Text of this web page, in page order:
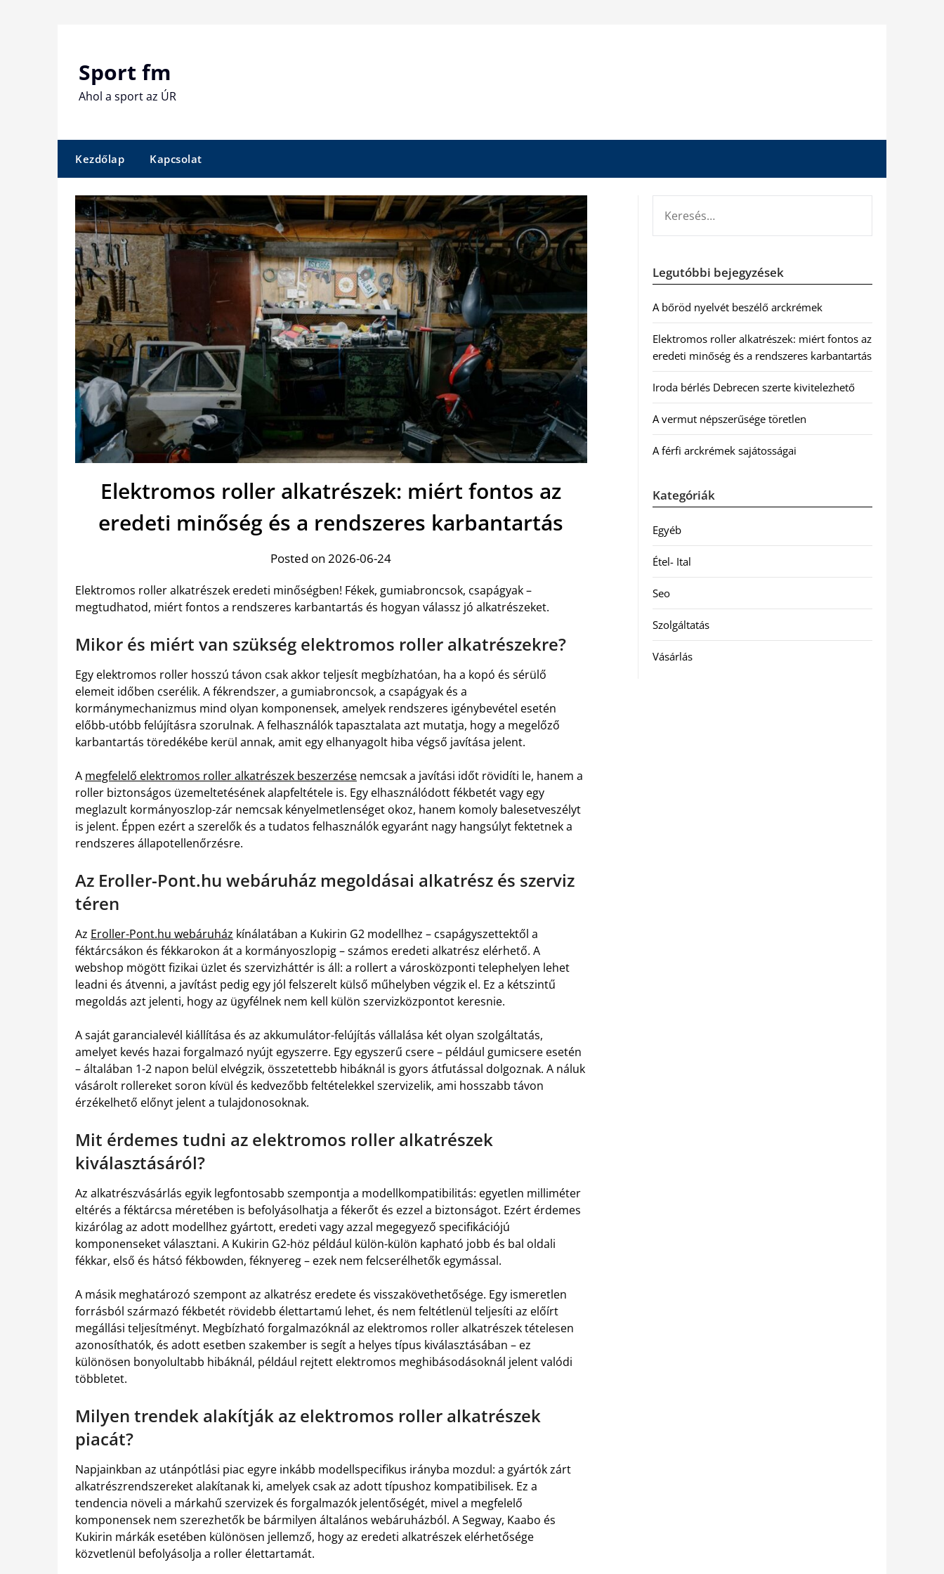
Sport fm
Ahol a sport az ÚR
Kezdőlap Kapcsolat
Elektromos roller alkatrészek: miért fontos az
eredeti minőség és a rendszeres karbantartás
Posted on 2026-06-24
Elektromos roller alkatrészek eredeti minőségben! Fékek, gumiabroncsok, csapágyak –
megtudhatod, miért fontos a rendszeres karbantartás és hogyan válassz jó alkatrészeket.
Mikor és miért van szükség elektromos roller alkatrészekre?
Egy elektromos roller hosszú távon csak akkor teljesít megbízhatóan, ha a kopó és sérülő
elemeit időben cserélik. A fékrendszer, a gumiabroncsok, a csapágyak és a
kormánymechanizmus mind olyan komponensek, amelyek rendszeres igénybevétel esetén
előbb-utóbb felújításra szorulnak. A felhasználók tapasztalata azt mutatja, hogy a megelőző
karbantartás töredékébe kerül annak, amit egy elhanyagolt hiba végső javítása jelent.
A megfelelő elektromos roller alkatrészek beszerzése nemcsak a javítási időt rövidíti le, hanem a
roller biztonságos üzemeltetésének alapfeltétele is. Egy elhasználódott fékbetét vagy egy
meglazult kormányoszlop-zár nemcsak kényelmetlenséget okoz, hanem komoly balesetveszélyt
is jelent. Éppen ezért a szerelők és a tudatos felhasználók egyaránt nagy hangsúlyt fektetnek a
rendszeres állapotellenőrzésre.
Az Eroller-Pont.hu webáruház megoldásai alkatrész és szerviz
téren
Az Eroller-Pont.hu webáruház kínálatában a Kukirin G2 modellhez – csapágyszettektől a
féktárcsákon és fékkarokon át a kormányoszlopig – számos eredeti alkatrész elérhető. A
webshop mögött fizikai üzlet és szervizháttér is áll: a rollert a városközponti telephelyen lehet
leadni és átvenni, a javítást pedig egy jól felszerelt külső műhelyben végzik el. Ez a kétszintű
megoldás azt jelenti, hogy az ügyfélnek nem kell külön szervizközpontot keresnie.
A saját garancialevél kiállítása és az akkumulátor-felújítás vállalása két olyan szolgáltatás,
amelyet kevés hazai forgalmazó nyújt egyszerre. Egy egyszerű csere – például gumicsere esetén
– általában 1-2 napon belül elvégzik, összetettebb hibáknál is gyors átfutással dolgoznak. A náluk
vásárolt rollereket soron kívül és kedvezőbb feltételekkel szervizelik, ami hosszabb távon
érzékelhető előnyt jelent a tulajdonosoknak.
Mit érdemes tudni az elektromos roller alkatrészek
kiválasztásáról?
Az alkatrészvásárlás egyik legfontosabb szempontja a modellkompatibilitás: egyetlen milliméter
eltérés a féktárcsa méretében is befolyásolhatja a fékerőt és ezzel a biztonságot. Ezért érdemes
kizárólag az adott modellhez gyártott, eredeti vagy azzal megegyező specifikációjú
komponenseket választani. A Kukirin G2-höz például külön-külön kapható jobb és bal oldali
fékkar, első és hátsó fékbowden, féknyereg – ezek nem felcserélhetők egymással.
A másik meghatározó szempont az alkatrész eredete és visszakövethetősége. Egy ismeretlen
forrásból származó fékbetét rövidebb élettartamú lehet, és nem feltétlenül teljesíti az előírt
megállási teljesítményt. Megbízható forgalmazóknál az elektromos roller alkatrészek tételesen
azonosíthatók, és adott esetben szakember is segít a helyes típus kiválasztásában – ez
különösen bonyolultabb hibáknál, például rejtett elektromos meghibásodásoknál jelent valódi
többletet.
Milyen trendek alakítják az elektromos roller alkatrészek
piacát?
Napjainkban az utánpótlási piac egyre inkább modellspecifikus irányba mozdul: a gyártók zárt
alkatrészrendszereket alakítanak ki, amelyek csak az adott típushoz kompatibilisek. Ez a
tendencia növeli a márkahű szervizek és forgalmazók jelentőségét, mivel a megfelelő
komponensek nem szerezhetők be bármilyen általános webáruházból. A Segway, Kaabo és
Kukirin márkák esetében különösen jellemző, hogy az eredeti alkatrészek elérhetősége
közvetlenül befolyásolja a roller élettartamát.
Legutóbbi bejegyzések
A bőröd nyelvét beszélő arckrémek
Elektromos roller alkatrészek: miért fontos az
eredeti minőség és a rendszeres karbantartás
Iroda bérlés Debrecen szerte kivitelezhető
A vermut népszerűsége töretlen
A férfi arckrémek sajátosságai
Kategóriák
Egyéb
Étel- Ital
Seo
Szolgáltatás
Vásárlás